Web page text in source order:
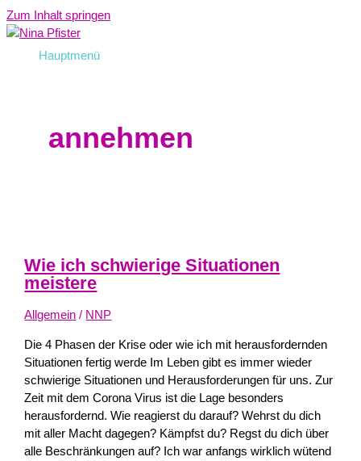
Zum Inhalt springen
Hauptmenü
annehmen
Wie ich schwierige Situationen
meistere
Allgemein / NNP
Die 4 Phasen der Krise oder wie ich mit herausfordernden
Situationen fertig werde Im Leben gibt es immer wieder
schwierige Situationen und Herausforderungen für uns. Zur
Zeit mit dem Corona Virus ist die Lage besonders
herausfordernd. Wie reagierst du darauf? Wehrst du dich
mit aller Macht dagegen? Kämpfst du? Regst du dich über
alle Beschränkungen auf? Ich war anfangs wirklich wütend